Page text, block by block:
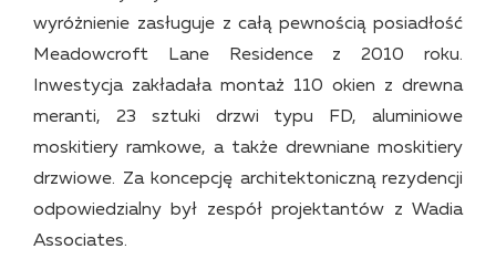
wyróżnienie zasługuje z całą pewnością posiadłość
Meadowcroft Lane Residence z 2010 roku.
Inwestycja zakładała montaż 110 okien z drewna
meranti, 23 sztuki drzwi typu FD, aluminiowe
moskitiery ramkowe, a także drewniane moskitiery
drzwiowe. Za koncepcję architektoniczną rezydencji
odpowiedzialny był zespół projektantów z Wadia
Associates.